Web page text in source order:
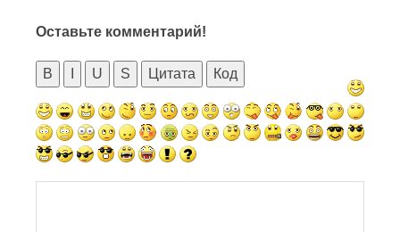
Оставьте комментарий!
B U S Цитата Код